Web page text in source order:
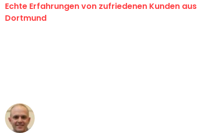
Echte Erfahrungen von zufriedenen Kunden aus
Dortmund